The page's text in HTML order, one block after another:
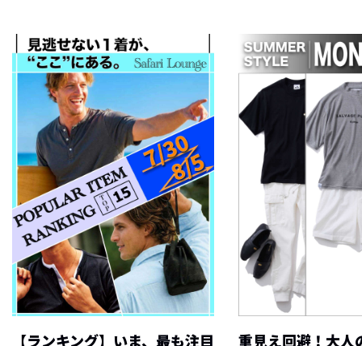
【ランキング】いま、最も注目
重見え回避！大人